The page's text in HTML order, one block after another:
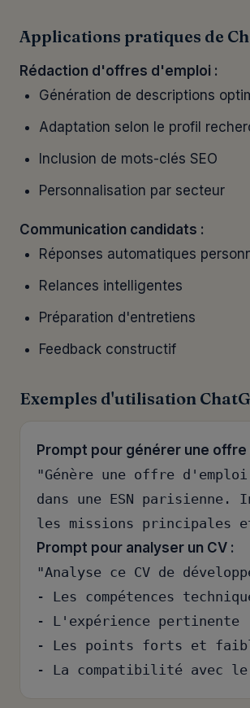
Applications pratiques de
Rédaction d'offres d'emploi :
Génération de descriptions
Adaptation selon le profil
Inclusion de mots-clés SEO
Personnalisation par secteur
Communication candidats :
Réponses automatiques
Relances intelligentes
Préparation d'entretiens
Feedback constructif
Exemples d'utilisation
Prompt pour générer une
"Génère une offre
dans une ESN parisienne.
les missions principales
Prompt pour analyser un CV :
"Analyse ce CV de
- Les compétences
- L'expérience pertinente
- Les points forts et
- La compatibilité avec le